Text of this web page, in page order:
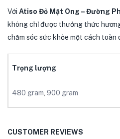
Với Atiso Đỏ Mật Ong – Đường
không chỉ được thưởng thức
chăm sóc sức khỏe một cách toàn
Trọng lượng
480 gram 900 gram
CUSTOMER REVIEWS